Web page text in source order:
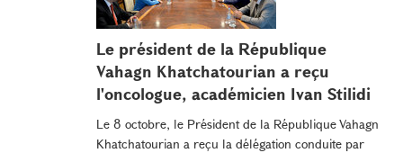
Le président de la République
Vahagn Khatchatourian a reçu
l'oncologue, académicien Ivan Stilidi
Le 8 octobre, le Président de la République Vahagn
Khatchatourian a reçu la délégation conduite par